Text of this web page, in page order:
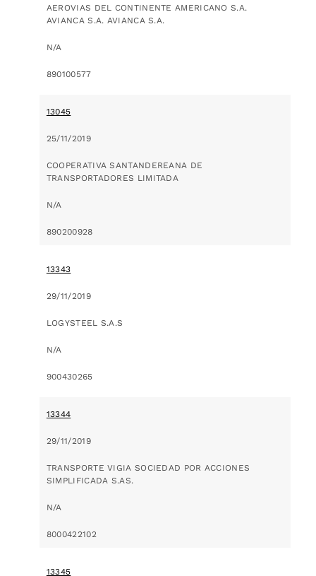
AEROVIAS DEL CONTINENTE AMERICANO S.A.
AVIANCA S.A. AVIANCA S.A.
N/A
890100577
13045
25/11/2019
COOPERATIVA SANTANDEREANA DE
TRANSPORTADORES LIMITADA
N/A
890200928
13343
29/11/2019
LOGYSTEEL S.A.S
N/A
900430265
13344
29/11/2019
TRANSPORTE VIGIA SOCIEDAD POR ACCIONES
SIMPLIFICADA S.AS.
N/A
8000422102
13345